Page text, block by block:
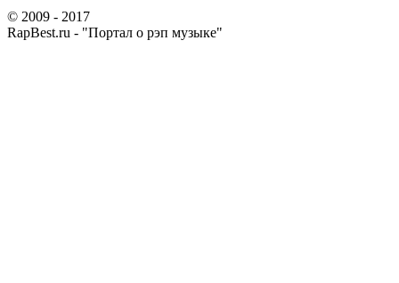
© 2009 - 2017
RapBest.ru - "Портал о рэп музыке"